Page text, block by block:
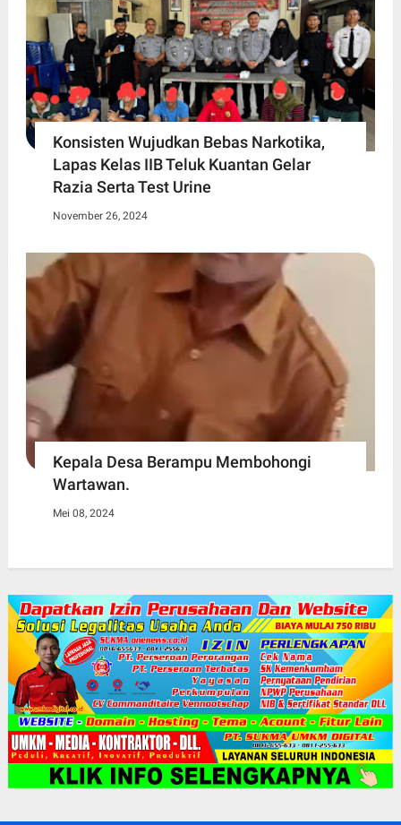
Konsisten Wujudkan Bebas Narkotika,
Lapas Kelas IIB Teluk Kuantan Gelar
Razia Serta Test Urine
November 26, 2024
Kepala Desa Berampu Membohongi
Wartawan.
Mei 08, 2024